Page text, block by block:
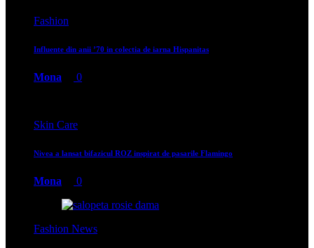
Fashion
Influente din anii ’70 in colectia de iarna Hispanitas
Mona 0
Skin Care
Nivea a lansat bifazicul ROZ inspirat de pasarile Flamingo
Mona 0
Fashion News